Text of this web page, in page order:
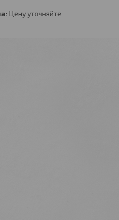
Цену уточняйте